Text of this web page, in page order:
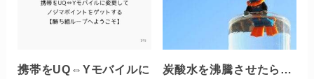
携帯をUQ⇔Yモバイルに
炭酸水を沸騰させたら…